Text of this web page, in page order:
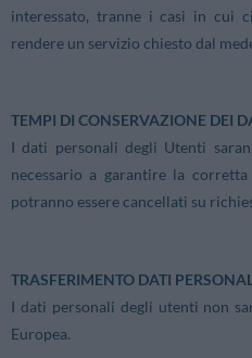
interessato, tranne i casi in cui
rendere un servizio chiesto dal
TEMPI DI CONSERVAZIONE DEI
I dati personali degli Utenti
necessario a garantire la
potranno essere cancellati su
TRASFERIMENTO DATI
I dati personali degli utenti non
Europea.